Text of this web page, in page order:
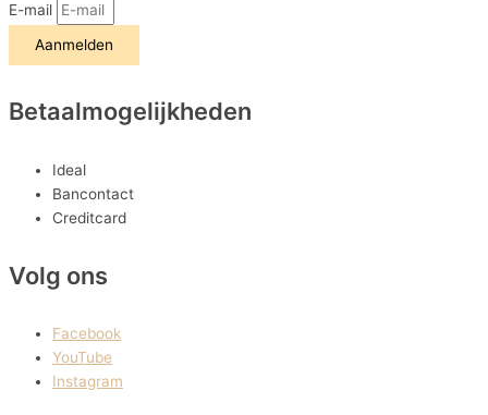
E-mail
Aanmelden
Betaalmogelijkheden
Ideal
Bancontact
Creditcard
Volg ons
Facebook
YouTube
Instagram